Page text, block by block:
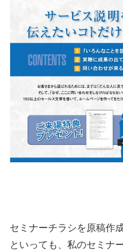
セミナーチラシを原稿作
といっても、私のセミナ